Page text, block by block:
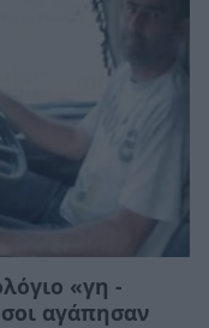
«γη -
αγάπησαν